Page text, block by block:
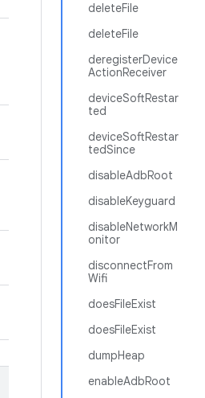
deleteFile
deleteFile
deregisterDevice
ActionReceiver
deviceSoftRestar
ted
deviceSoftRestar
tedSince
disableAdbRoot
disableKeyguard
disableNetworkM
onitor
disconnectFrom
Wifi
doesFileExist
doesFileExist
dumpHeap
enableAdbRoot